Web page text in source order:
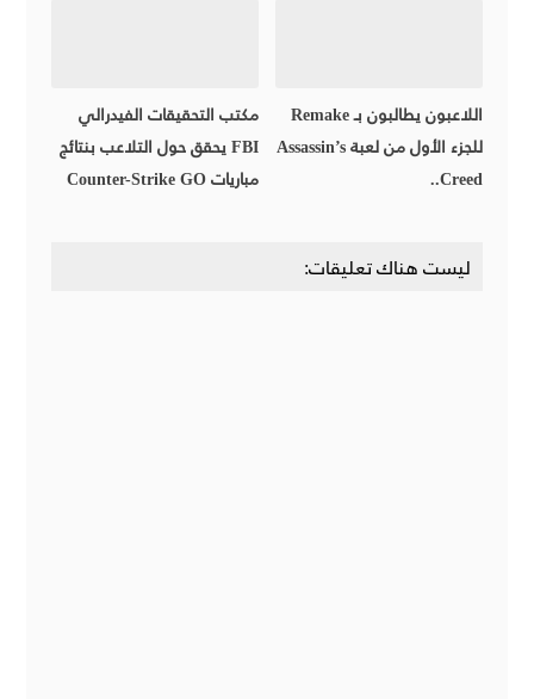
مكتب التحقيقات الفيدرالي
FBI يحقق حول التلاعب بنتائج
مباريات Counter-Strike GO
اللاعبون يطالبون بـ Remake
للجزء الأول من لعبة Assassin’s
Creed..
ليست هناك تعليقات: